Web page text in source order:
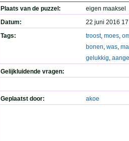
Plaats van de puzzel:
eigen maaksel
Datum:
22 juni 2016
Tags:
troost, moes,
bonen, was,
gelukkig,
Gelijkluidende vragen:
Geplaatst door: akoe